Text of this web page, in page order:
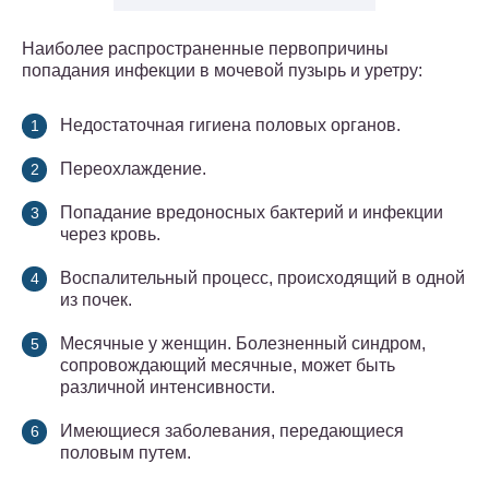
Наиболее распространенные первопричины
попадания инфекции в мочевой пузырь и уретру:
Недостаточная гигиена половых органов.
Переохлаждение.
Попадание вредоносных бактерий и инфекции
через кровь.
Воспалительный процесс, происходящий в одной
из почек.
Месячные у женщин. Болезненный синдром,
сопровождающий месячные, может быть
различной интенсивности.
Имеющиеся заболевания, передающиеся
половым путем.